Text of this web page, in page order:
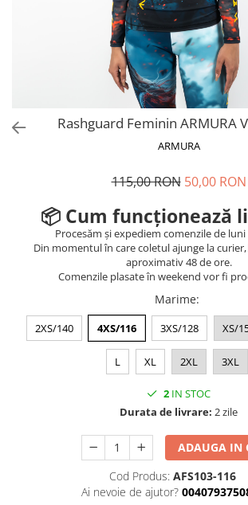
Acccesori Antrenor
Mingi medicinale
Recuperare și Îcălzire
Rashguard Feminin ARMURA
ARMURA
115,00 RON 50,00 RON
📦 Cum funcționează
Procesăm și expediem comenzile de
Din momentul în care coletul ajunge la
aproximativ 48 de ore.
Comenzile plasate în weekend vor fi
Marime:
2XS/140 4XS/116 3XS/128 XS/
L XL 2XL 3XL
2 IN STOC
Durata de livrare: 2 zile
ADAUGA IN
Cod Produs: AFS103-116
Ai nevoie de ajutor?